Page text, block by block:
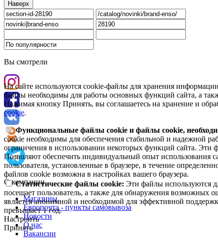
Наверх
Вы смотрели
На сайте используются cookie-файлы для хранения
файлы необходимы для работы основных функций сайта, а
Нажимая кнопку Принять, вы соглашаетесь на хранение и
cookie.
Функциональные файлы cookie и файлы cookie,
cookie необходимы для обеспечения стабильной и надежной
ограничения в использовании некоторых функций сайта. Эти
Позволяют обеспечить индивидуальный опыт использования
пользователя, установленные в браузере, в течение
файлов cookie возможна в настройках вашего браузера.
Статистические файлы cookie: Эти файлы используются
посещает пользователь, а также для обнаружения возможных
является анонимной и необходимой для эффективной
превышает 1 год.
Настроить
Принять
О компании
Магазины
Европочта - пункты самовывоза
Новости
О нас
Вакансии